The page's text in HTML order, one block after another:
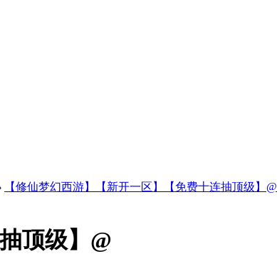
【修仙梦幻西游】【新开一区】【免费十连抽顶级】@
顶级】@